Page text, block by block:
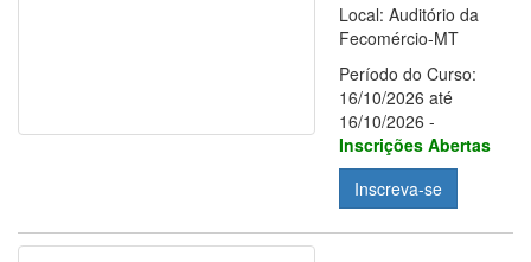
Local: Auditório da
Fecomércio-MT
Período do Curso:
16/10/2026 até
16/10/2026 -
Inscrições Abertas
Inscreva-se